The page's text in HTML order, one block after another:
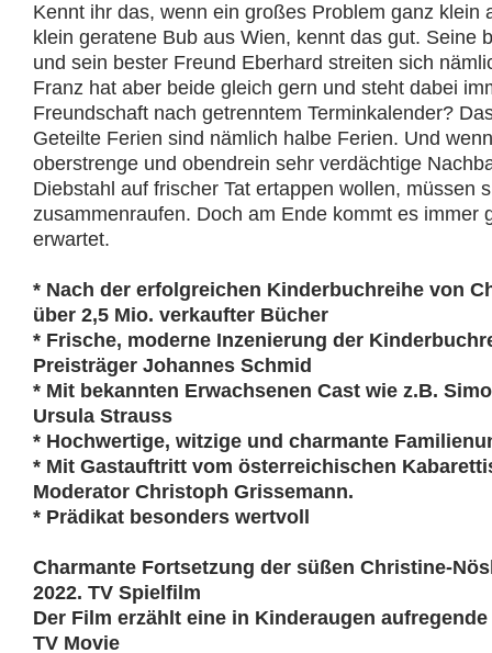
Kennt ihr das, wenn ein großes Problem ganz klein
klein geratene Bub aus Wien, kennt das gut. Seine
und sein bester Freund Eberhard streiten sich
Franz hat aber beide gleich gern und steht dabei
Freundschaft nach getrenntem Terminkalender?
Geteilte Ferien sind nämlich halbe Ferien. Und
oberstrenge und obendrein sehr verdächtige
Diebstahl auf frischer Tat ertappen wollen, müssen
zusammenraufen. Doch am Ende kommt es immer
erwartet.
* Nach der erfolgreichen Kinderbuchreihe von
über 2,5 Mio. verkaufter Bücher
* Frische, moderne Inzenierung der
Preisträger Johannes Schmid
* Mit bekannten Erwachsenen Cast wie z.B.
Ursula Strauss
* Hochwertige, witzige und charmante
* Mit Gastauftritt vom österreichischen
Moderator Christoph Grissemann.
* Prädikat besonders wertvoll
Charmante Fortsetzung der süßen Christine-
2022. TV Spielfilm
Der Film erzählt eine in Kinderaugen
TV Movie